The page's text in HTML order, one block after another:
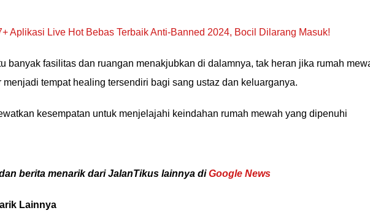
Aplikasi Live Hot Bebas Terbaik Anti-Banned 2024, Bocil Dilarang Masuk!
banyak fasilitas dan ruangan menakjubkan di dalamnya, tak heran jika rumah
menjadi tempat healing tersendiri bagi sang ustaz dan keluarganya.
kesempatan untuk menjelajahi keindahan rumah mewah yang dipenuhi
berita menarik dari JalanTikus lainnya diGoogle News
Lainnya